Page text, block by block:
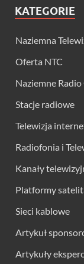
KATEGORIE
Naziemna
Oferta NTC
Naziemne
Stacje radiowe
Telewizja
Radiofonia i
Kanały
Platformy
Sieci kablowe
Artykuł
Artykuły